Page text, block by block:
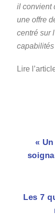
il convient
une offre
centré sur
Lire
«
Les 7